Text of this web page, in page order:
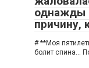
однажды
причину,
# **Моя
болит спина…